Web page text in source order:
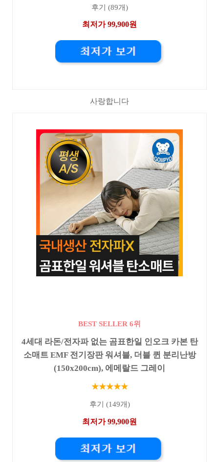
후기 (89개)
최저가 99,900원
사랑합니다
BEST SELLER 6위
4세대 라돈/전자파 없는 곰표한일 인오크 카본 탄
소매트 EMF 전기장판 워셔블, 더블 퀸 분리난방
(150x200cm), 에메랄드 그레이
★★★★★
후기 (149개)
최저가 99,900원